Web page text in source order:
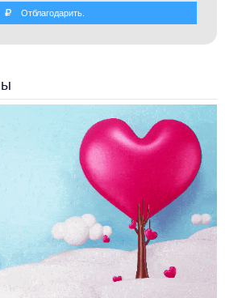
Отблагодарить.